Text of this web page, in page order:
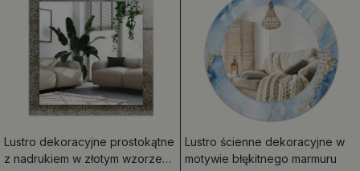
Lustro dekoracyjne prostokątne
z nadrukiem w złotym wzorze
Lustro ścienne dekoracyjne w
motywie błękitnego marmuru